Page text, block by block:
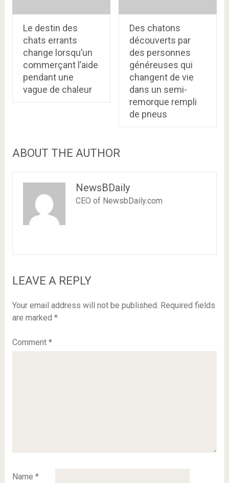
Le destin des
chats errants
change lorsqu’un
commerçant l’aide
pendant une
vague de chaleur
Des chatons
découverts par
des personnes
généreuses qui
changent de vie
dans un semi-
remorque rempli
de pneus
ABOUT THE AUTHOR
NewsBDaily
CEO of NewsbDaily.com
LEAVE A REPLY
Your email address will not be published. Required fields
are marked *
Comment *
Name *